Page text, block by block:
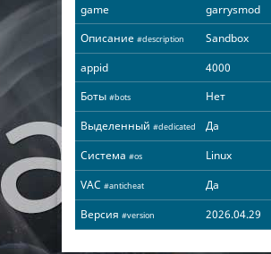
game
garrysmod
Описание #description
Sandbox
appid
4000
Боты #bots
Нет
Выделенный #dedicated
Да
Система #os
Linux
VAC #anticheat
Да
Версия #version 2026.04.29